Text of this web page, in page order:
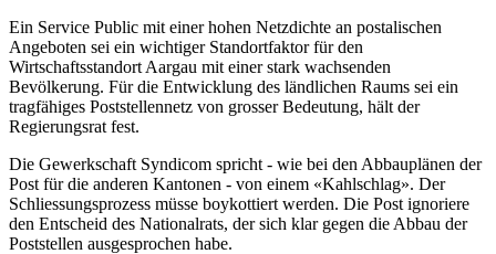
Ein Service Public mit einer hohen Netzdichte an postalischen
Angeboten sei ein wichtiger Standortfaktor für den
Wirtschaftsstandort Aargau mit einer stark wachsenden
Bevölkerung. Für die Entwicklung des ländlichen Raums sei ein
tragfähiges Poststellennetz von grosser Bedeutung, hält der
Regierungsrat fest.
Die Gewerkschaft Syndicom spricht - wie bei den Abbauplänen der
Post für die anderen Kantonen - von einem «Kahlschlag». Der
Schliessungsprozess müsse boykottiert werden. Die Post ignoriere
den Entscheid des Nationalrats, der sich klar gegen die Abbau der
Poststellen ausgesprochen habe.